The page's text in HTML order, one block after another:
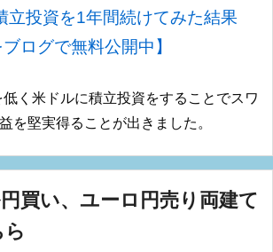
投資を1年間続けてみた結果
ログで無料公開中】
く米ドルに積立投資をすることでスワ
を堅実得ることが出きました。
買い、ユーロ円売り両建て